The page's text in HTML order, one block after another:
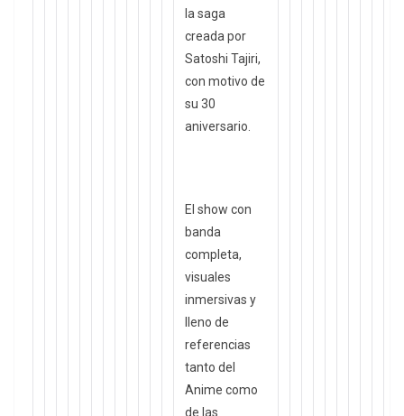
la saga
creada por
Satoshi Tajiri,
con motivo de
su 30
aniversario.
El show con
banda
completa,
visuales
inmersivas y
lleno de
referencias
tanto del
Anime como
de las